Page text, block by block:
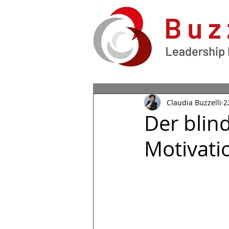
Der
Claudia Buzzelli